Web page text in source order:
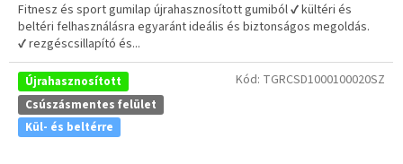
ből
4,5
csillag.
Fitnesz és sport gumilap újrahasznosított gumiból ✔ kültéri és
beltéri felhasználásra egyaránt ideális és biztonságos megoldás.
✔ rezgéscsillapító és...
Újrahasznosított
Csúszásmentes felület
Kül- és beltérre
Kód: TGRCSD1000100020SZ